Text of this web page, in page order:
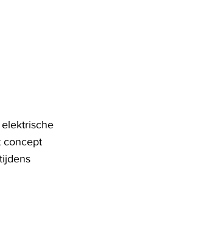
concept